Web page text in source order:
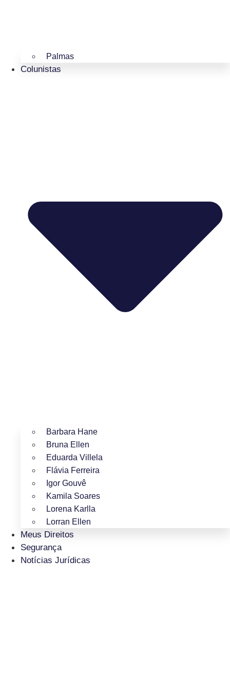
Palmas
Colunistas
Barbara Hane
Bruna Ellen
Eduarda Villela
Flávia Ferreira
Igor Gouvê
Kamila Soares
Lorena Karlla
Lorran Ellen
Meus Direitos
Segurança
Notícias Jurídicas